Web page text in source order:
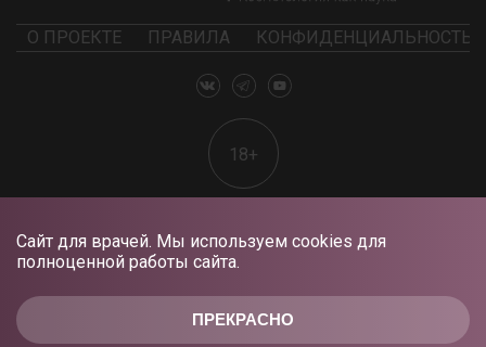
ПРЕКРАСНО
Сайт для врачей. Мы используем cookies для
полноценной работы сайта.
О ПРОЕКТЕ ПРАВИЛА КОНФИДЕНЦИАЛЬНОСТЬ
18+